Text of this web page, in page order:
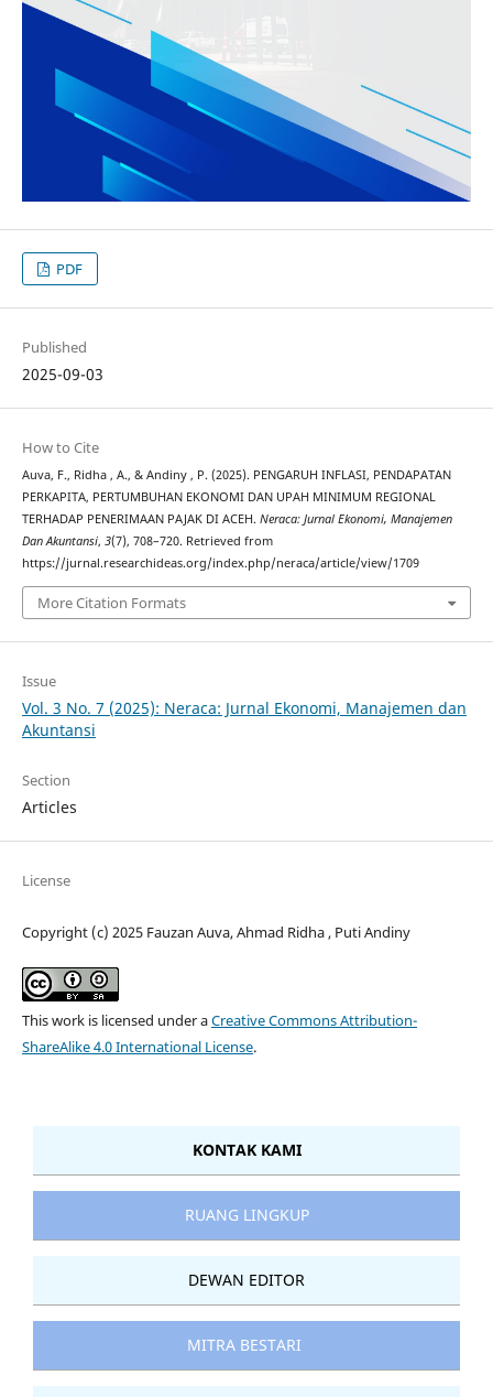
PDF
Published
2025-09-03
How to Cite
Auva, F., Ridha , A., & Andiny , P. (2025). PENGARUH INFLASI, PENDAPATAN
PERKAPITA, PERTUMBUHAN EKONOMI DAN UPAH MINIMUM REGIONAL
TERHADAP PENERIMAAN PAJAK DI ACEH. Neraca: Jurnal Ekonomi, Manajemen
Dan Akuntansi, 3(7), 708–720. Retrieved from
https://jurnal.researchideas.org/index.php/neraca/article/view/1709
More Citation Formats
Issue
Vol. 3 No. 7 (2025): Neraca: Jurnal Ekonomi, Manajemen dan
Akuntansi
Section
Articles
License
Copyright (c) 2025 Fauzan Auva, Ahmad Ridha , Puti Andiny
This work is licensed under aCreative Commons Attribution-
ShareAlike 4.0 International License.
KONTAK KAMI
RUANG LINGKUP
DEWAN EDITOR
MITRA BESTARI